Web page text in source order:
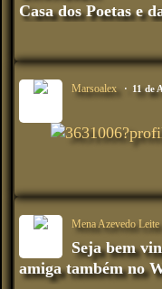
Casa dos Poetas e
Marsoalex 11 de
Mena Azevedo Leite
Seja bem
amiga também no